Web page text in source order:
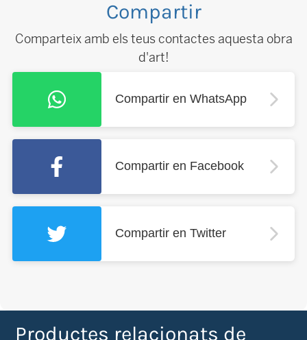
Compartir
Comparteix amb els teus contactes aquesta obra
d'art!
Compartir en WhatsApp
Compartir en Facebook
Compartir en Twitter
Productes relacionats de